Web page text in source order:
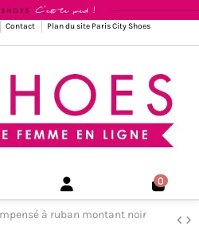
Contact
Plan du site Paris City Shoes
0
à ruban montant noir